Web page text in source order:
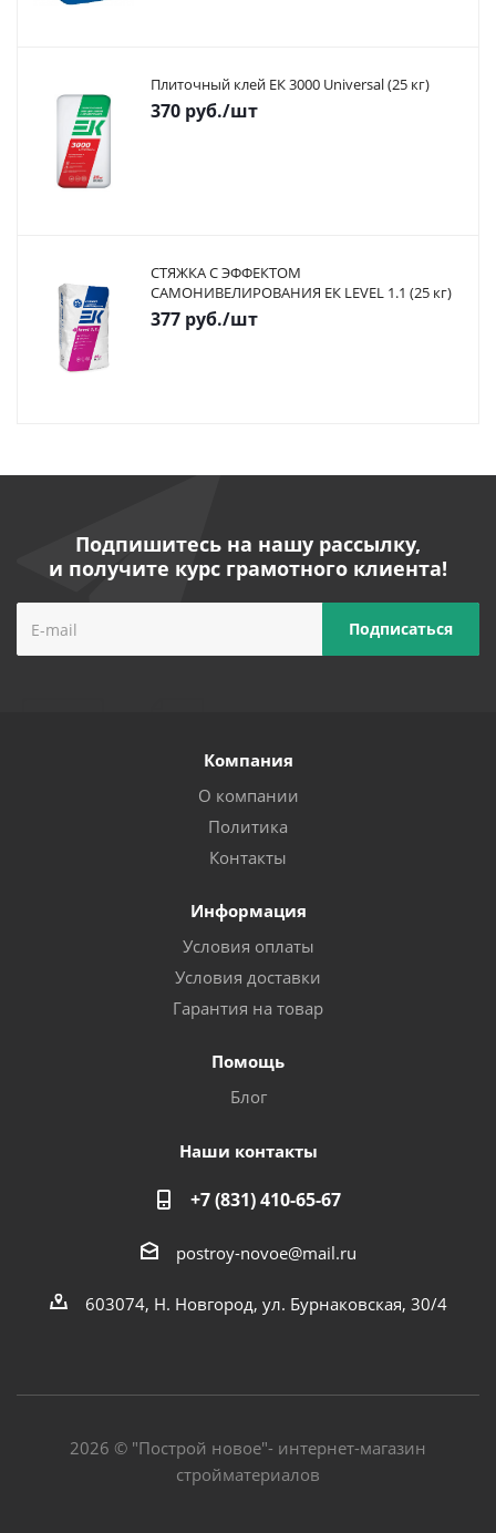
Плиточный клей ЕК 3000 Universal (25 кг)
370 руб./шт
СТЯЖКА С ЭФФЕКТОМ
САМОНИВЕЛИРОВАНИЯ ЕК LEVEL 1.1 (25 кг)
377 руб./шт
Подпишитесь на нашу рассылку,
и получите курс грамотного клиента!
Компания
О компании
Политика
Контакты
Информация
Условия оплаты
Условия доставки
Гарантия на товар
Помощь
Блог
Наши контакты
+7 (831) 410-65-67
postroy-novoe@mail.ru
603074, Н. Новгород, ул. Бурнаковская, 30/4
2026 © "Построй новое"- интернет-магазин
стройматериалов